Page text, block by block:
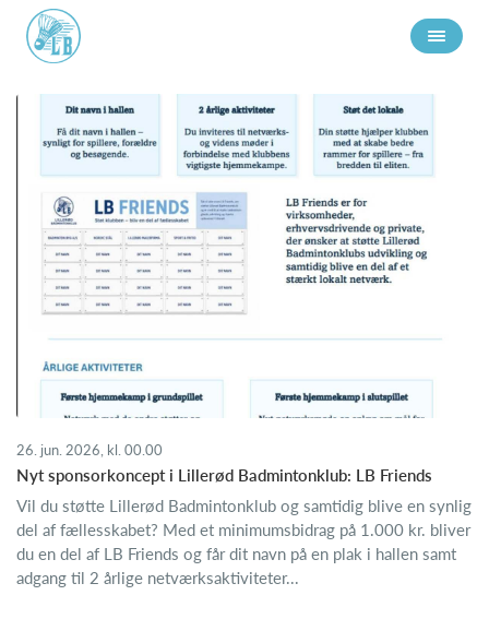
26. jun. 2026, kl. 00.00
Nyt sponsorkoncept i Lillerød Badmintonklub: LB Friends
Vil du støtte Lillerød Badmintonklub og samtidig blive en synlig
del af fællesskabet? Med et minimumsbidrag på 1.000 kr. bliver
du en del af LB Friends og får dit navn på en plak i hallen samt
adgang til 2 årlige netværksaktiviteter...